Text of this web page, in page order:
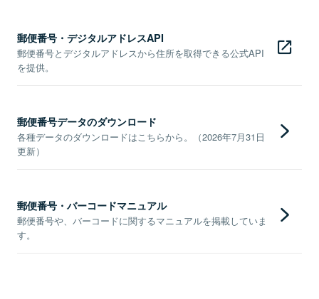
郵便番号・デジタルアドレスAPI
郵便番号とデジタルアドレスから住所を取得できる公式API
を提供。
郵便番号データのダウンロード
各種データのダウンロードはこちらから。（2026年7月31日
更新）
郵便番号・バーコードマニュアル
郵便番号や、バーコードに関するマニュアルを掲載していま
す。